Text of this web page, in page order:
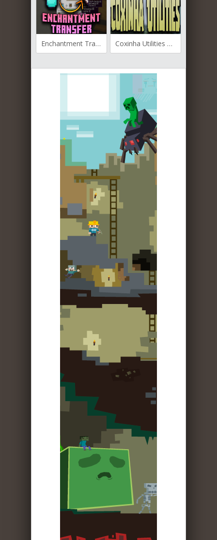
Enchantment Transfer для Майнкрафт [1.19.4, 1.19.2, 1.18.2] Coxinha Utilities для Майнкрафт [1.19.4, 1.19.2, 1.18.2]